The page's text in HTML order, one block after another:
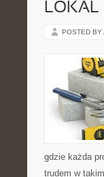
LOKAL
POSTED BY
gdzie każda
trudem w